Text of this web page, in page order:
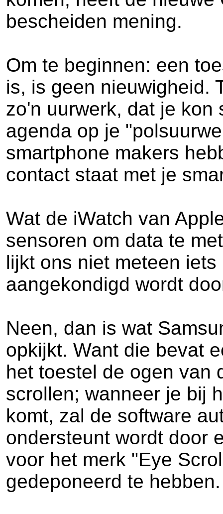
bescheiden mening.
Om te beginnen: een
is, is geen nieuwigheid.
zo'n uurwerk, dat je kon
agenda op je
smartphone makers
contact staat met je
Wat de iWatch van
sensoren om data te
lijkt ons niet meteen
aangekondigd wordt
Neen, dan is wat
opkijkt. Want die bevat
het toestel de ogen van
scrollen; wanneer je bij
komt, zal de software
ondersteunt wordt door
voor het merk "Eye
gedeponeerd te hebben.